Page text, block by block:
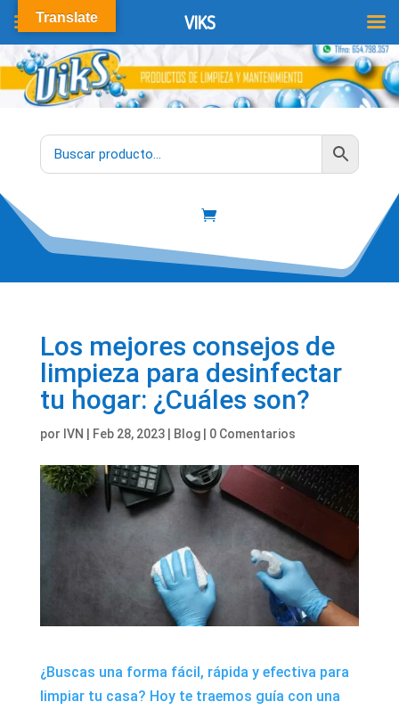
Los mejores consejos de
limpieza para desinfectar
tu hogar: ¿Cuáles son?
por IVN Feb 28, 2023| Blog| 0 Comentarios
¿Buscas una forma fácil, rápida y efectiva para
limpiar tu casa? Hoy te traemos guía con una
Translate VIKS